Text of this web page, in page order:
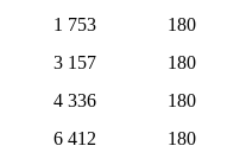
1 753
180
3 157
180
4 336
180
6 412
180